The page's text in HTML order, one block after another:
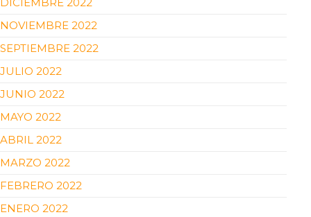
NOVIEMBRE 2022
SEPTIEMBRE 2022
JULIO 2022
JUNIO 2022
MAYO 2022
ABRIL 2022
MARZO 2022
FEBRERO 2022
ENERO 2022